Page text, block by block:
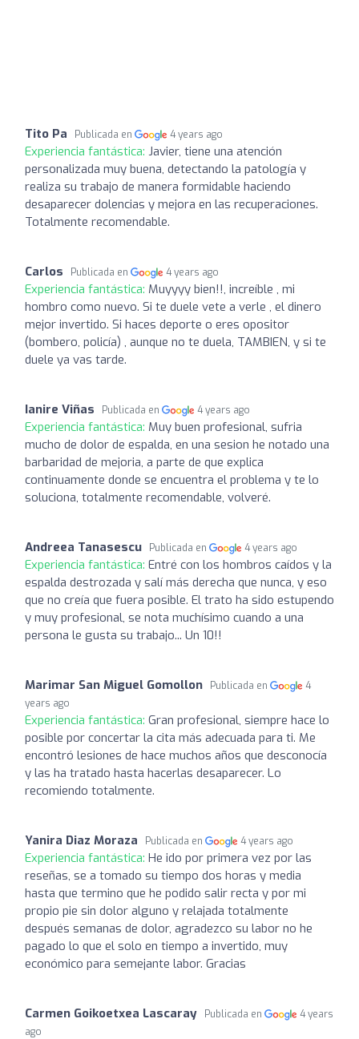
Tito Pa Publicada en 4 years ago
Experiencia fantástica: Javier, tiene una atención
personalizada muy buena, detectando la patología y
realiza su trabajo de manera formidable haciendo
desaparecer dolencias y mejora en las recuperaciones.
Totalmente recomendable.
Carlos Publicada en 4 years ago
Experiencia fantástica: Muyyyy bien!!, increíble , mi
hombro como nuevo. Si te duele vete a verle , el dinero
mejor invertido. Si haces deporte o eres opositor
(bombero, policía) , aunque no te duela, TAMBIEN, y si te
duele ya vas tarde.
Ianire Viñas Publicada en 4 years ago
Experiencia fantástica: Muy buen profesional, sufria
mucho de dolor de espalda, en una sesion he notado una
barbaridad de mejoria, a parte de que explica
continuamente donde se encuentra el problema y te lo
soluciona, totalmente recomendable, volveré.
Andreea Tanasescu Publicada en 4 years ago
Experiencia fantástica: Entré con los hombros caídos y la
espalda destrozada y salí más derecha que nunca, y eso
que no creía que fuera posible. El trato ha sido estupendo
y muy profesional, se nota muchísimo cuando a una
persona le gusta su trabajo... Un 10!!
Marimar San Miguel Gomollon Publicada en
4
years ago
Experiencia fantástica: Gran profesional, siempre hace lo
posible por concertar la cita más adecuada para ti. Me
encontró lesiones de hace muchos años que desconocía
y las ha tratado hasta hacerlas desaparecer. Lo
recomiendo totalmente.
Yanira Diaz Moraza Publicada en 4 years ago
Experiencia fantástica: He ido por primera vez por las
reseñas, se a tomado su tiempo dos horas y media
hasta que termino que he podido salir recta y por mi
propio pie sin dolor alguno y relajada totalmente
después semanas de dolor, agradezco su labor no he
pagado lo que el solo en tiempo a invertido, muy
económico para semejante labor. Gracias
Carmen Goikoetxea Lascaray Publicada en
4 years
ago